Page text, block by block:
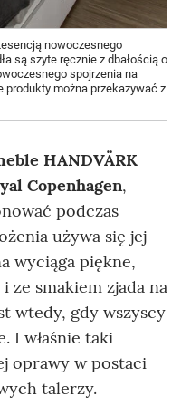
nowoczesnego
są szyte ręcznie z dbałością o
spojrzenia na
produkty można przekazywać z
HANDVÄRK
Copenhagen,
podczas
używa się jej
wyciąga piękne,
smakiem zjada na
wtedy, gdy wszyscy
I właśnie taki
oprawy w postaci
talerzy.